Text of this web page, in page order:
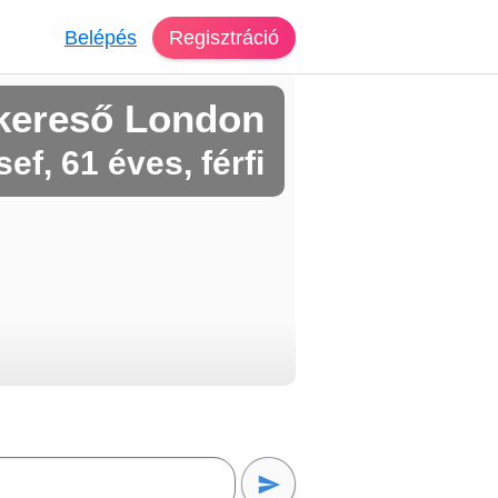
Belépés Regisztráció
London
61 éves, férfi